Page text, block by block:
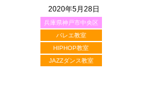
2020年5月28日
兵庫県神戸市中央区
バレエ教室
HIPHOP教室
JAZZダンス教室